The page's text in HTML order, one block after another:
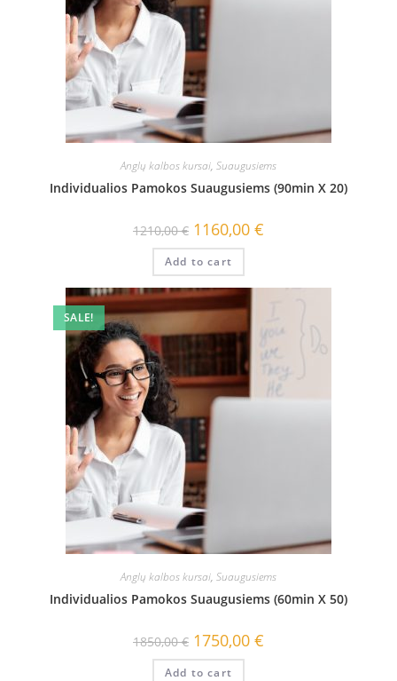
Anglų kalbos kursai, Suaugusiems
Individualios Pamokos Suaugusiems (90min X 20)
1210,00€ 1160,00 €
Add to cart
SALE!
Anglų kalbos kursai, Suaugusiems
Individualios Pamokos Suaugusiems (60min X 50)
1850,00€ 1750,00 €
Add to cart